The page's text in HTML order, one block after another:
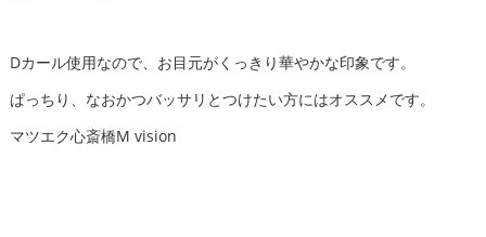
Dカール使用なので、お目元がくっきり華やかな印象です。
ぱっちり、なおかつバッサリとつけたい方にはオススメです。
マツエク心斎橋M vision